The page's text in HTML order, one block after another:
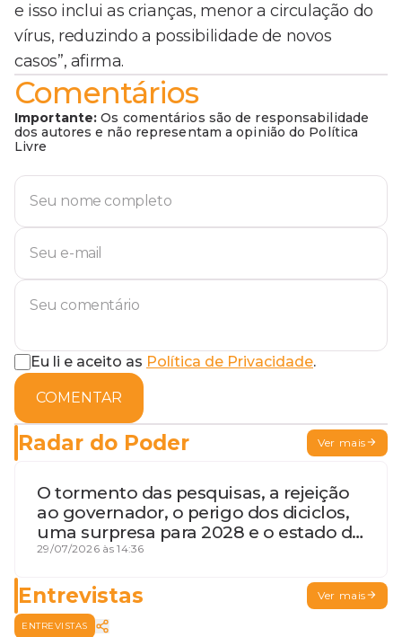
e isso inclui as crianças, menor a circulação do
vírus, reduzindo a possibilidade de novos
casos”, afirma.
Comentários
Importante: Os comentários são de responsabilidade
dos autores e não representam a opinião do Política
Livre
Eu li e aceito as Política de Privacidade.
COMENTAR
Radar do Poder Ver mais
O tormento das pesquisas, a rejeição
ao governador, o perigo dos diciclos,
uma surpresa para 2028 e o estado de
terceira guerra mundial
29/07/2026 às 14:36
Entrevistas Ver mais
ENTREVISTAS